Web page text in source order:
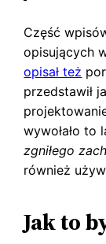
Część
opisujących
opisał też
przedstawił
wywołało
zgniłego
również
Jak to